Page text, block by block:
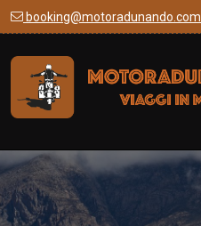
booking@motoradunando.com